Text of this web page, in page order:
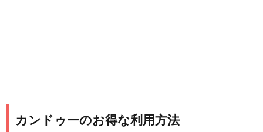
カンドゥーのお得な利用方法